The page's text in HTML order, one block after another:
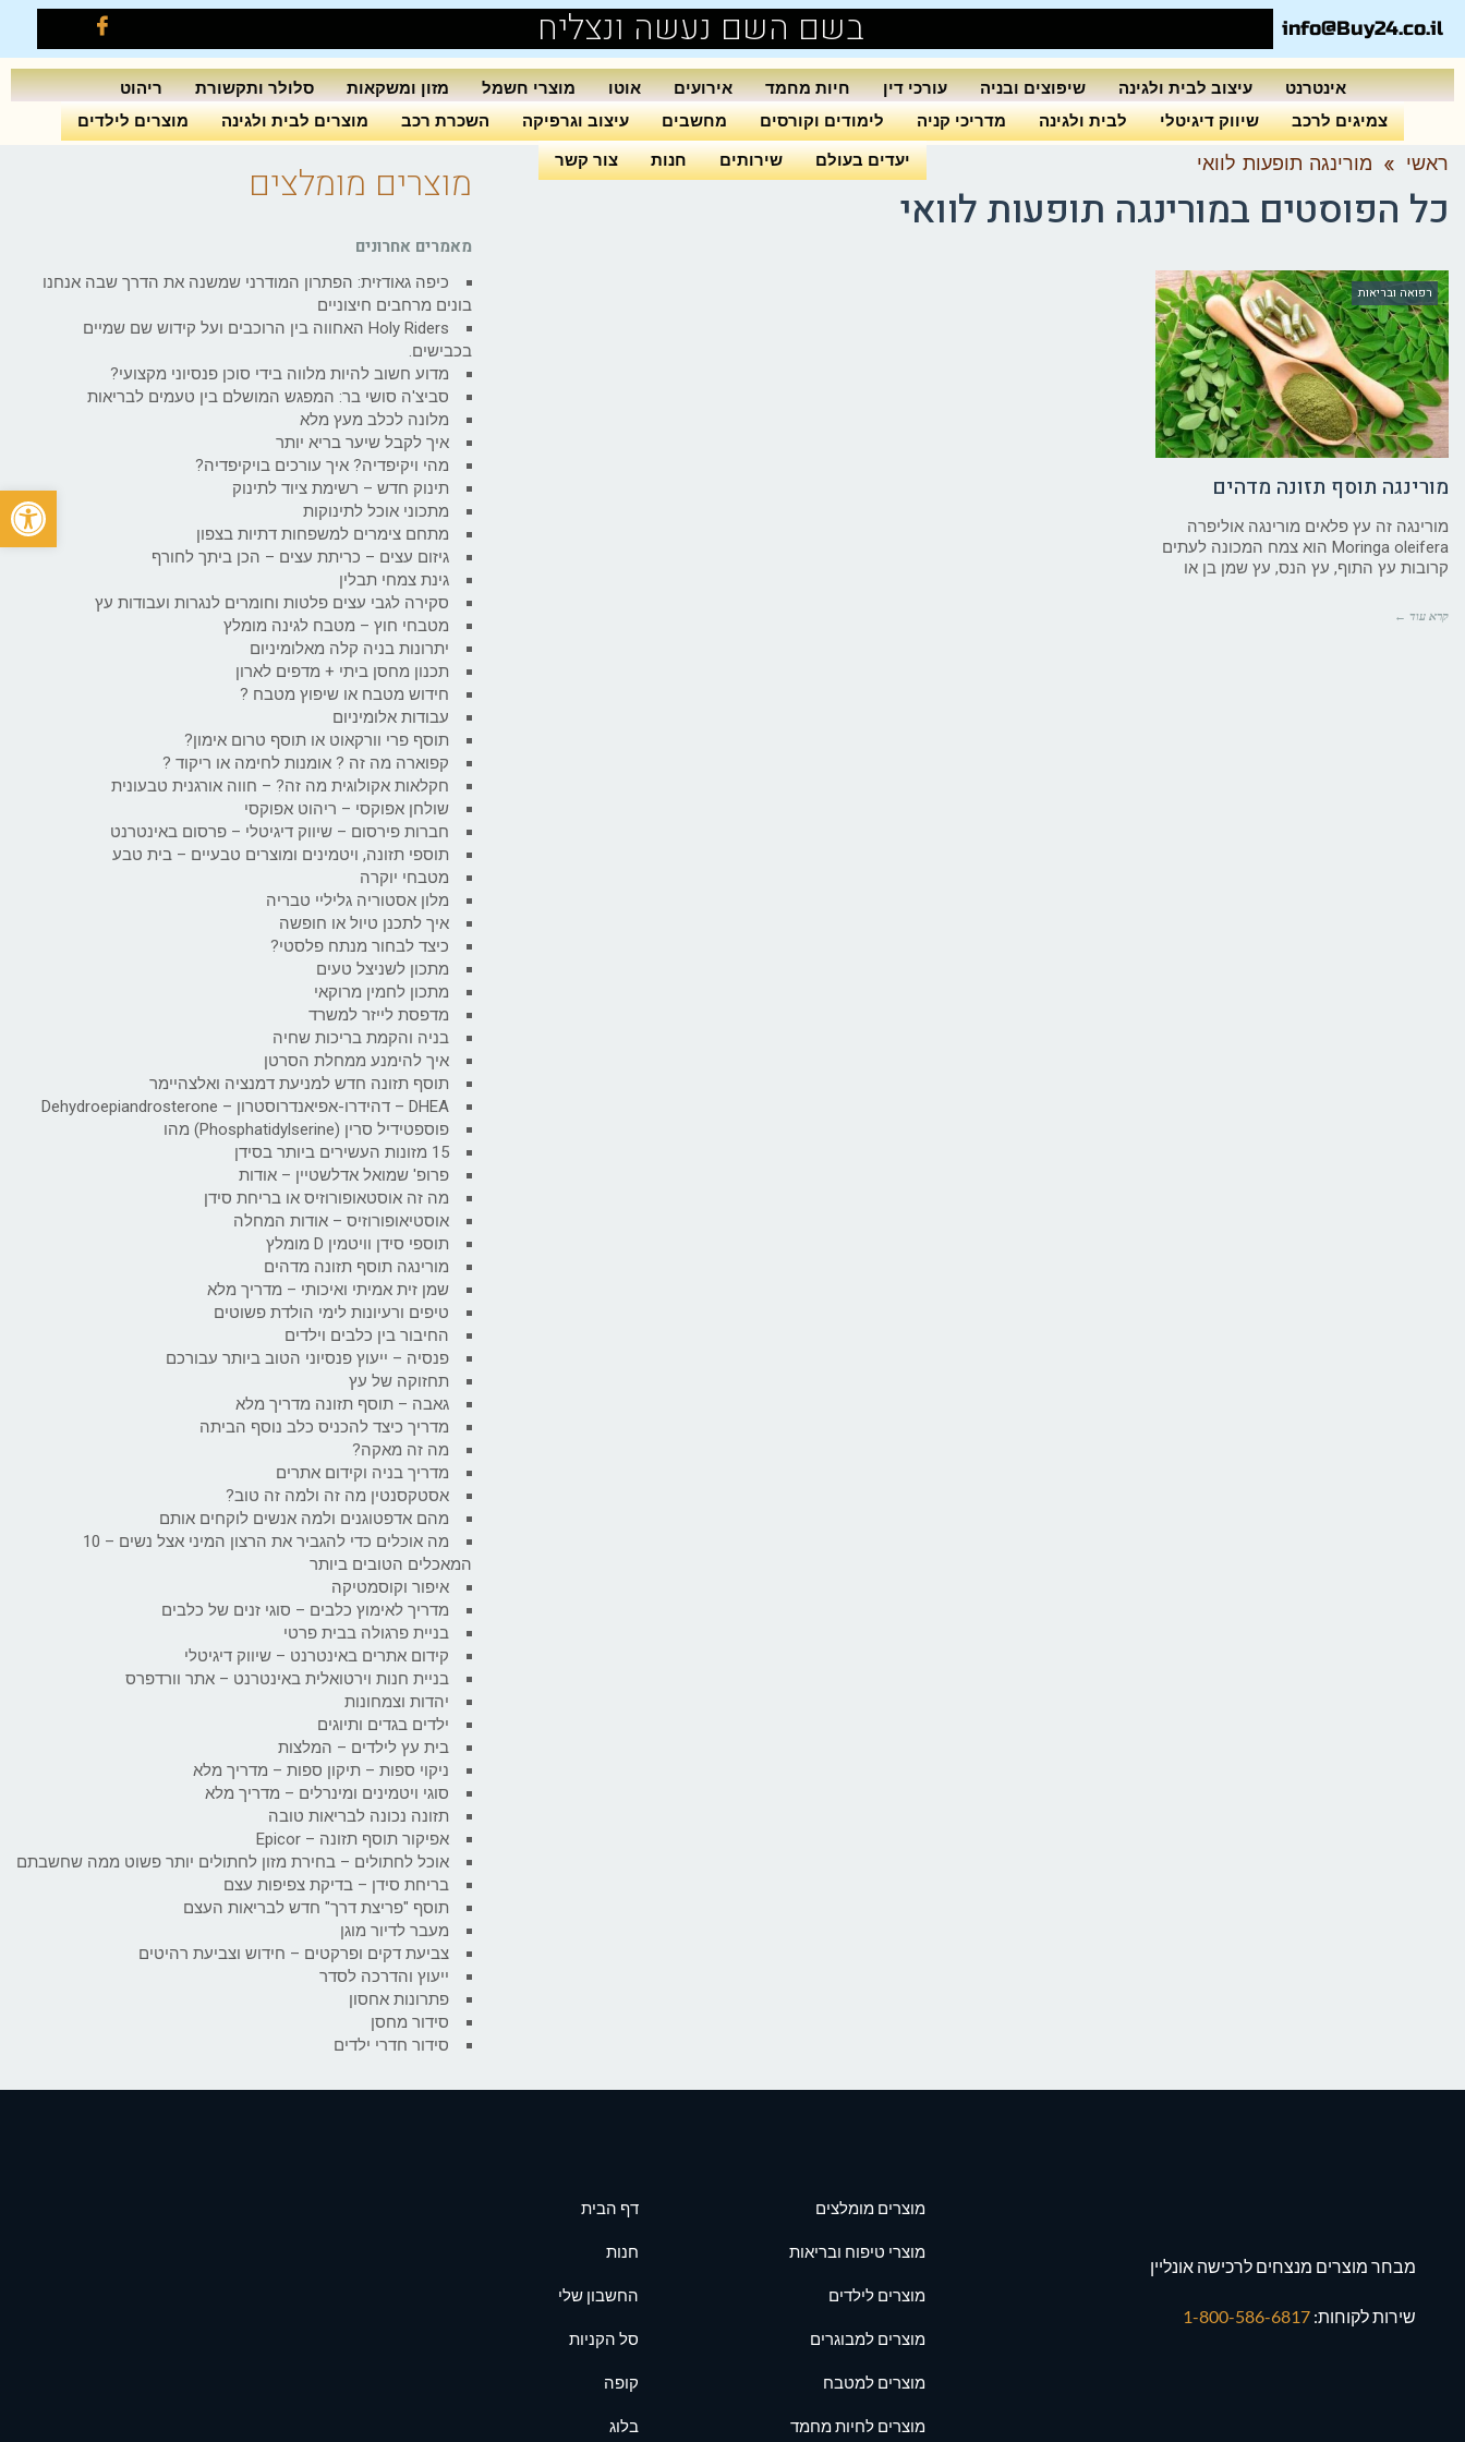
info@Buy24.co.il בשם השם נעשה ונצליח
אינטרנט עיצוב לבית ולגינה שיפוצים ובניה עורכי דין חיות מחמד אירועים אוטו מוצרי חשמל מזון ומשקאות סלולר ותקשורת
ריהוט
צמיגים לרכב
שיווק דיגיטלי לבית ולגינה מדריכי קניה לימודים וקורסים מחשבים עיצוב וגרפיקה השכרת רכב מוצרים לבית ולגינה מוצרים לילדים
יעדים בעולם שירותים חנות צור קשר ראשי » מורינגה תופעות לוואי
כל הפוסטים במורינגה תופעות לוואי
רפואה ובריאות
מורינגה תוסף תזונה מדהים
מורינגה זה עץ פלאים מורינגה אוליפרה
Moringa oleifera הוא צמח המכונה לעתים
קרובות עץ התוף, עץ הנס, עץ שמן בן או
קרא עוד ←
מוצרים מומלצים
מאמרים אחרונים
כיפה גאודזית: הפתרון המודרני שמשנה את הדרך שבה אנחנו
בונים מרחבים חיצוניים
Holy Riders האחווה בין הרוכבים ועל קידוש שם שמיים
בכבישים.
מדוע חשוב להיות מלווה בידי סוכן פנסיוני מקצועי?
סביצ'ה סושי בר: המפגש המושלם בין טעמים לבריאות
מלונה לכלב מעץ מלא
איך לקבל שיער בריא יותר
מהי ויקיפדיה? איך עורכים בויקיפדיה?
תינוק חדש – רשימת ציוד לתינוק
מתכוני אוכל לתינוקות
מתחם צימרים למשפחות דתיות בצפון
גיזום עצים – כריתת עצים – הכן ביתך לחורף
גינת צמחי תבלין
סקירה לגבי עצים פלטות וחומרים לנגרות ועבודות עץ
מטבחי חוץ – מטבח לגינה מומלץ
יתרונות בניה קלה מאלומיניום
תכנון מחסן ביתי + מדפים לארון
חידוש מטבח או שיפוץ מטבח ?
עבודות אלומיניום
תוסף פרי וורקאוט או תוסף טרום אימון?
קפוארה מה זה ? אומנות לחימה או ריקוד ?
חקלאות אקולוגית מה זה? – חווה אורגנית טבעונית
שולחן אפוקסי – ריהוט אפוקסי
חברות פירסום – שיווק דיגיטלי – פרסום באינטרנט
תוספי תזונה, ויטמינים ומוצרים טבעיים – בית טבע
מטבחי יוקרה
מלון אסטוריה גליליי טבריה
איך לתכנן טיול או חופשה
כיצד לבחור מנתח פלסטי?
מתכון לשניצל טעים
מתכון לחמין מרוקאי
מדפסת לייזר למשרד
בניה והקמת בריכות שחיה
איך להימנע ממחלת הסרטן
תוסף תזונה חדש למניעת דמנציה ואלצהיימר
DHEA – דהידרו-אפיאנדרוסטרון – Dehydroepiandrosterone
פוספטידיל סרין (Phosphatidylserine) מהו
15 מזונות העשירים ביותר בסידן
פרופ' שמואל אדלשטיין – אודות
מה זה אוסטאופורוזיס או בריחת סידן
אוסטיאופורוזיס – אודות המחלה
תוספי סידן וויטמין D מומלץ
מורינגה תוסף תזונה מדהים
שמן זית אמיתי ואיכותי – מדריך מלא
טיפים ורעיונות לימי הולדת פשוטים
החיבור בין כלבים וילדים
פנסיה – ייעוץ פנסיוני הטוב ביותר עבורכם
תחזוקה של עץ
גאבה – תוסף תזונה מדריך מלא
מדריך כיצד להכניס כלב נוסף הביתה
מה זה מאקה?
מדריך בניה וקידום אתרים
אסטקסנטין מה זה ולמה זה טוב?
מהם אדפטוגנים ולמה אנשים לוקחים אותם
מה אוכלים כדי להגביר את הרצון המיני אצל נשים – 10
המאכלים הטובים ביותר
איפור וקוסמטיקה
מדריך לאימוץ כלבים – סוגי זנים של כלבים
בניית פרגולה בבית פרטי
קידום אתרים באינטרנט – שיווק דיגיטלי
בניית חנות וירטואלית באינטרנט – אתר וורדפרס
יהדות וצמחונות
ילדים בגדים ותיוגים
בית עץ לילדים – המלצות
ניקוי ספות – תיקון ספות – מדריך מלא
סוגי ויטמינים ומינרלים – מדריך מלא
תזונה נכונה לבריאות טובה
אפיקור תוסף תזונה – Epicor
אוכל לחתולים – בחירת מזון לחתולים יותר פשוט ממה שחשבתם
בריחת סידן – בדיקת צפיפות עצם
תוסף "פריצת דרך" חדש לבריאות העצם
מעבר לדיור מוגן
צביעת דקים ופרקטים – חידוש וצביעת רהיטים
ייעוץ והדרכה לסדר
פתרונות אחסון
סידור מחסן
סידור חדרי ילדים
מבחר מוצרים מנצחים לרכישה אונליין
שירות לקוחות:
מוצרים מומלצים
מוצרי טיפוח ובריאות
מוצרים לילדים
מוצרים למבוגרים
מוצרים למטבח
מוצרים לחיות מחמד
דף הבית
חנות
החשבון שלי
סל הקניות
קופה
בלוג